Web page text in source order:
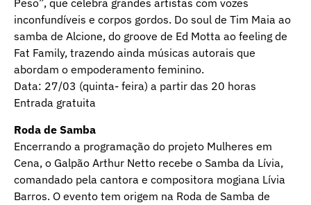
Peso”, que celebra grandes artistas com vozes
inconfundíveis e corpos gordos. Do soul de Tim Maia ao
samba de Alcione, do groove de Ed Motta ao feeling de
Fat Family, trazendo ainda músicas autorais que
abordam o empoderamento feminino.
Data: 27/03 (quinta- feira) a partir das 20 horas
Entrada gratuita
Roda de Samba
Encerrando a programação do projeto Mulheres em
Cena, o Galpão Arthur Netto recebe o Samba da Lívia,
comandado pela cantora e compositora mogiana Lívia
Barros. O evento tem origem na Roda de Samba de